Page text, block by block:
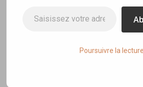
Joy Richez 20 juillet 2017
Poursuivre la lecture